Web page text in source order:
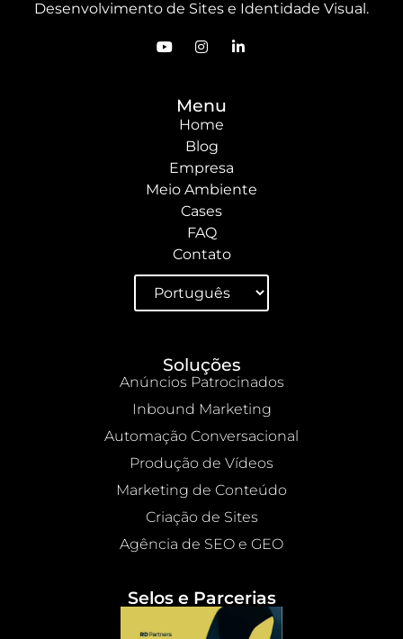
Desenvolvimento de Sites e Identidade Visual.
Menu
Home
Blog
Empresa
Meio Ambiente
Cases
FAQ
Contato
Soluções
Anúncios Patrocinados
Inbound Marketing
Automação Conversacional
Produção de Vídeos
Marketing de Conteúdo
Criação de Sites
Agência de SEO e GEO
Selos e Parcerias